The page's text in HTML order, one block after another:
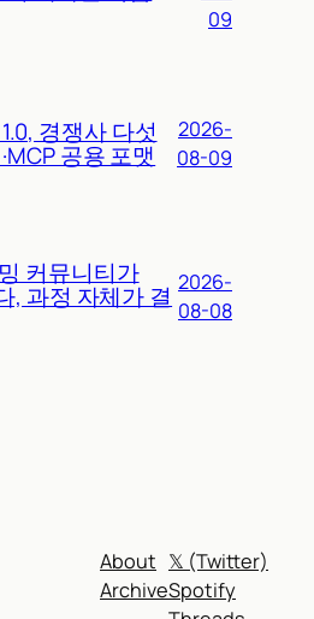
09
경쟁사 다섯
공용 포맷
2026-
08-09
커뮤니티가
, 과정 자체가 결 2026-
08-08
About
Archive
𝕏 (Twitter)
Spotify